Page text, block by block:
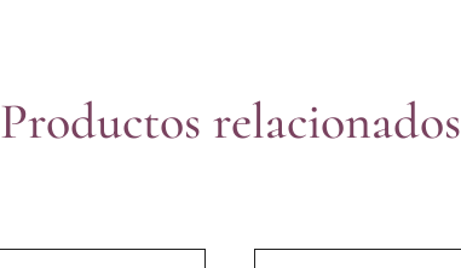
Productos relacionados